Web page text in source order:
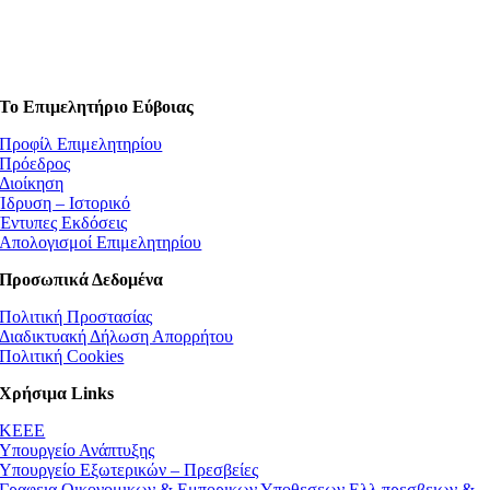
Το Επιμελητήριο Εύβοιας
Προφίλ Επιμελητηρίου
Πρόεδρος
Διοίκηση
Ίδρυση – Ιστορικό
Έντυπες Εκδόσεις
Απολογισμοί Επιμελητηρίου
Προσωπικά Δεδομένα
Πολιτική Προστασίας
Διαδικτυακή Δήλωση Απορρήτου
Πολιτική Cookies
Χρήσιμα Links
ΚEEE
Υπουργείο Ανάπτυξης
Υπουργείο Εξωτερικών – Πρεσβείες